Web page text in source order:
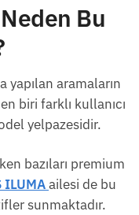
Bu
yapılan aramaların
biri farklı kullanıcı
yelpazesidir.
bazıları premium
ILUMAailesi de bu
sunmaktadır.